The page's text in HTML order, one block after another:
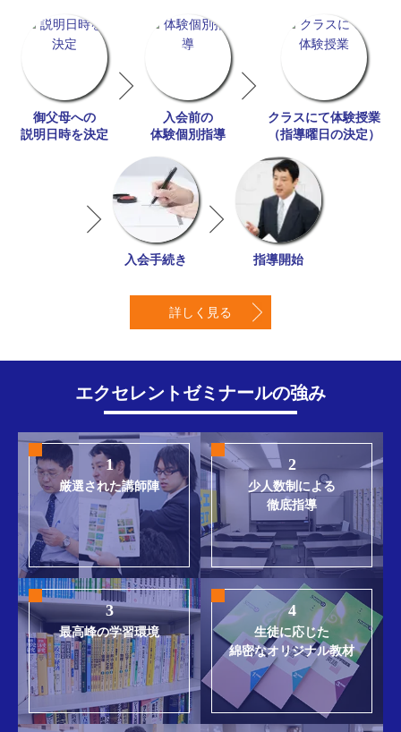
御父母への
説明日時を決定
入会前の
体験個別指導
クラスにて体験授業
（指導曜日の決定）
入会手続き 指導開始
詳しく見る
エクセレントゼミナールの強み
1
厳選された講師陣
2
少人数制による
徹底指導
3
最高峰の学習環境
4
生徒に応じた
綿密なオリジナル教材